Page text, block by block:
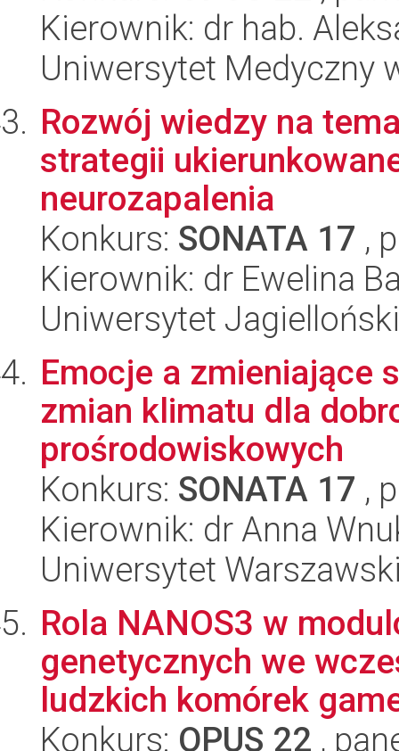
Kierownik: dr hab.
Uniwersytet Medyczny
Rozwój wiedzy na
strategii
neurozapalenia
Konkurs: SONATA 17 ,
Kierownik: dr Ewelina
Uniwersytet
Emocje a zmieniające
zmian klimatu dla
prośrodowiskowych
Konkurs: SONATA 17 ,
Kierownik: dr Anna
Uniwersytet
Rola NANOS3 w
genetycznych we
ludzkich komórek
Konkurs: OPUS 22 ,